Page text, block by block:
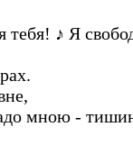
тебя! ♪ Я
мною -